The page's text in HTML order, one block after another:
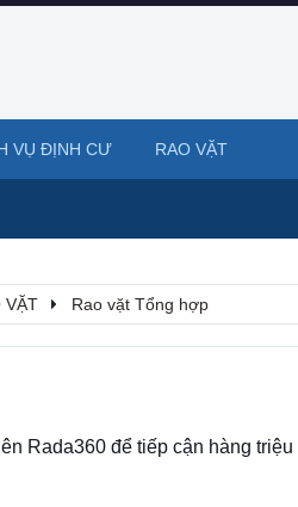
VẶT Rao vặt Tổng hợp
Rada360 để tiếp cận hàng triệu
VỤ ĐỊNH CƯ RAO VẶT